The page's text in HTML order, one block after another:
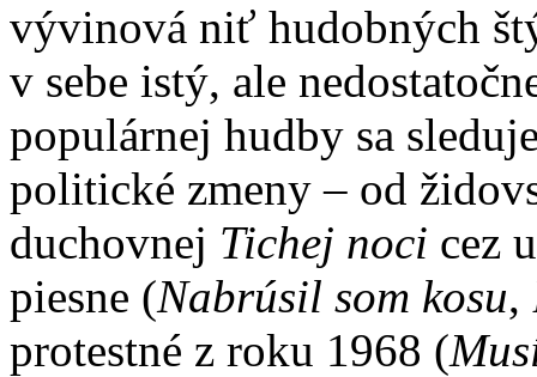
vývinová niť hudobných
v sebe istý, ale
populárnej hudby sa
politické zmeny – od
duchovnej Tichej noci cez
piesne (Nabrúsil som kosu,
protestné z roku 1968 (